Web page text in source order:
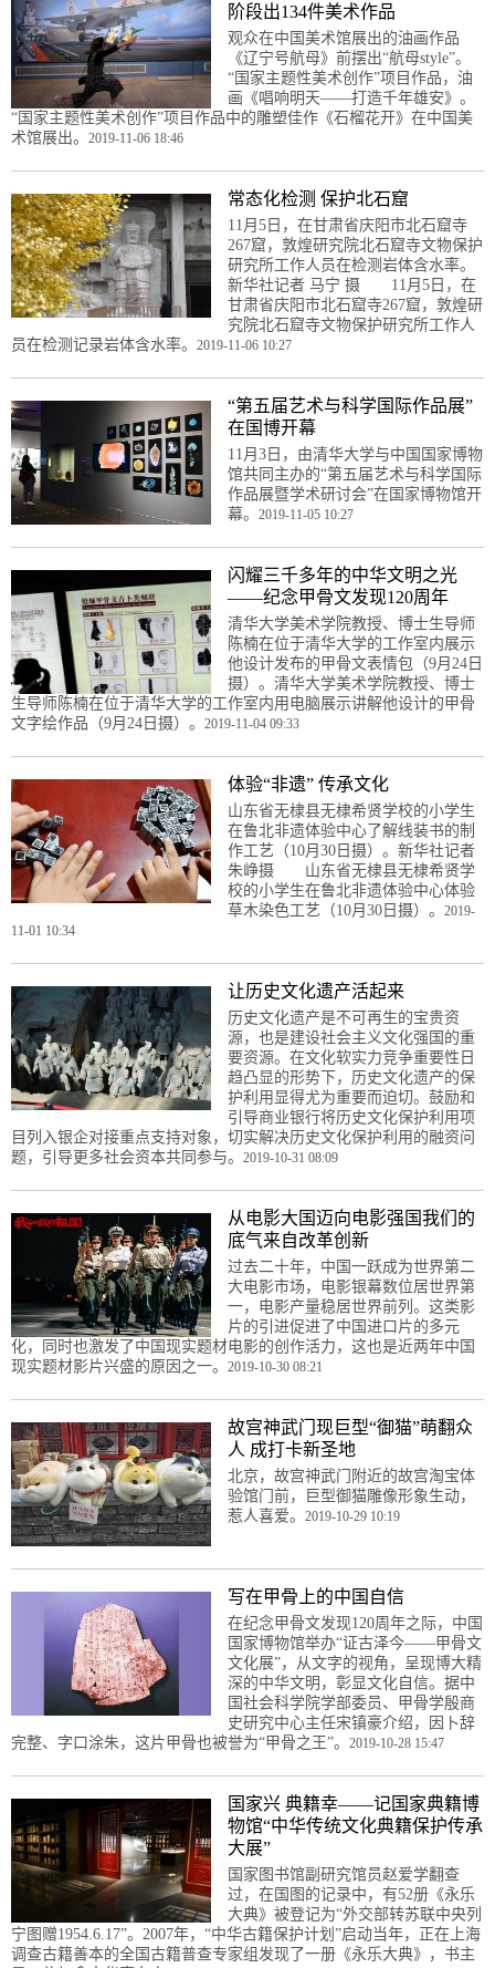
阶段出134件美术作品
观众在中国美术馆展出的油画作品
《辽宁号航母》前摆出“航母style”。
“国家主题性美术创作”项目作品，油
画《唱响明天——打造千年雄安》。
“国家主题性美术创作”项目作品中的雕塑佳作《石榴花开》在中国美
术馆展出。 2019-11-06 18:46
常态化检测 保护北石窟
11月5日，在甘肃省庆阳市北石窟寺
267窟，敦煌研究院北石窟寺文物保护
研究所工作人员在检测岩体含水率。
新华社记者 马宁 摄 11月5日，在
甘肃省庆阳市北石窟寺267窟，敦煌研
究院北石窟寺文物保护研究所工作人
员在检测记录岩体含水率。 2019-11-06 10:27
“第五届艺术与科学国际作品展”
在国博开幕
11月3日，由清华大学与中国国家博物
馆共同主办的“第五届艺术与科学国际
作品展暨学术研讨会”在国家博物馆开
幕。 2019-11-05 10:27
闪耀三千多年的中华文明之光
——纪念甲骨文发现120周年
清华大学美术学院教授、博士生导师
陈楠在位于清华大学的工作室内展示
他设计发布的甲骨文表情包（9月24日
摄）。清华大学美术学院教授、博士
生导师陈楠在位于清华大学的工作室内用电脑展示讲解他设计的甲骨
文字绘作品（9月24日摄）。 2019-11-04 09:33
体验“非遗” 传承文化
山东省无棣县无棣希贤学校的小学生
在鲁北非遗体验中心了解线装书的制
作工艺（10月30日摄）。新华社记者
朱峥摄 山东省无棣县无棣希贤学
校的小学生在鲁北非遗体验中心体验
草木染色工艺（10月30日摄）。 2019-
11-01 10:34
让历史文化遗产活起来
历史文化遗产是不可再生的宝贵资
源，也是建设社会主义文化强国的重
要资源。在文化软实力竞争重要性日
趋凸显的形势下，历史文化遗产的保
护利用显得尤为重要而迫切。鼓励和
引导商业银行将历史文化保护利用项
目列入银企对接重点支持对象，切实解决历史文化保护利用的融资问
题，引导更多社会资本共同参与。 2019-10-31 08:09
从电影大国迈向电影强国我们的
底气来自改革创新
过去二十年，中国一跃成为世界第二
大电影市场，电影银幕数位居世界第
一，电影产量稳居世界前列。这类影
片的引进促进了中国进口片的多元
化，同时也激发了中国现实题材电影的创作活力，这也是近两年中国
现实题材影片兴盛的原因之一。 2019-10-30 08:21
故宫神武门现巨型“御猫”萌翻众
人 成打卡新圣地
北京，故宫神武门附近的故宫淘宝体
验馆门前，巨型御猫雕像形象生动，
惹人喜爱。 2019-10-29 10:19
写在甲骨上的中国自信
在纪念甲骨文发现120周年之际，中国
国家博物馆举办“证古泽今——甲骨文
文化展”，从文字的视角，呈现博大精
深的中华文明，彰显文化自信。据中
国社会科学院学部委员、甲骨学殷商
史研究中心主任宋镇豪介绍，因卜辞
完整、字口涂朱，这片甲骨也被誉为“甲骨之王”。 2019-10-28 15:47
国家兴 典籍幸——记国家典籍博
物馆“中华传统文化典籍保护传承
大展”
国家图书馆副研究馆员赵爱学翻查
过，在国图的记录中，有52册《永乐
大典》被登记为“外交部转苏联中央列
宁图赠1954.6.17”。2007年，“中华古籍保护计划”启动当年，正在上海
调查古籍善本的全国古籍普查专家组发现了一册《永乐大典》，书主